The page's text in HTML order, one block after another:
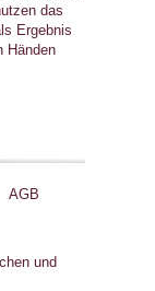
das
Ergebnis
Händen
AGB
und